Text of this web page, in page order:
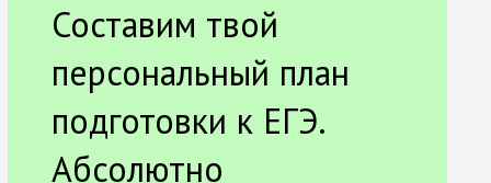
Составим твой
персональный план
подготовки к ЕГЭ.
Абсолютно